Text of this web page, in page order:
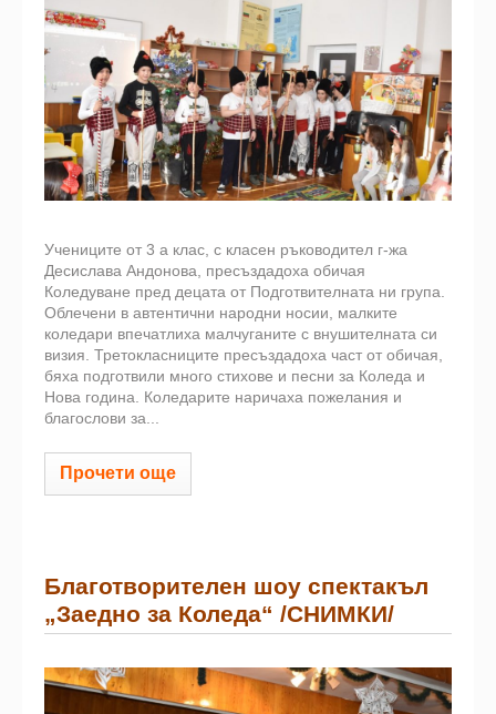
Учениците от 3 а клас, с класен ръководител г-жа
Десислава Андонова, пресъздадоха обичая
Коледуване пред децата от Подготвителната ни група.
Облечени в автентични народни носии, малките
коледари впечатлиха малчуганите с внушителната си
визия. Третокласниците пресъздадоха част от обичая,
бяха подготвили много стихове и песни за Коледа и
Нова година. Коледарите наричаха пожелания и
благослови за...
Прочети още
Благотворителен шоу спектакъл
„Заедно за Коледа“ /СНИМКИ/